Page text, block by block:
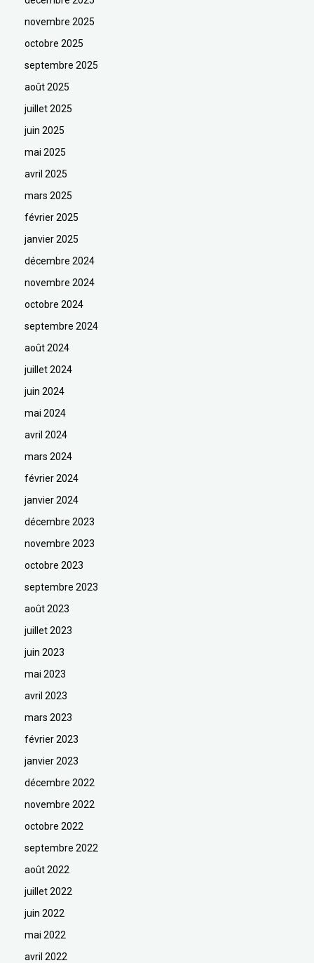
novembre 2025
octobre 2025
septembre 2025
août 2025
juillet 2025
juin 2025
mai 2025
avril 2025
mars 2025
février 2025
janvier 2025
décembre 2024
novembre 2024
octobre 2024
septembre 2024
août 2024
juillet 2024
juin 2024
mai 2024
avril 2024
mars 2024
février 2024
janvier 2024
décembre 2023
novembre 2023
octobre 2023
septembre 2023
août 2023
juillet 2023
juin 2023
mai 2023
avril 2023
mars 2023
février 2023
janvier 2023
décembre 2022
novembre 2022
octobre 2022
septembre 2022
août 2022
juillet 2022
juin 2022
mai 2022
avril 2022